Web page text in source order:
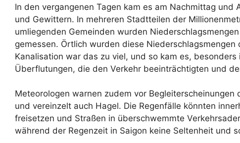
In den vergangenen Tagen kam es am Nachmittag und
und Gewittern. In mehreren Stadtteilen der
umliegenden Gemeinden wurden
gemessen. Örtlich wurden diese
Kanalisation war das zu viel, und so kam es,
Überflutungen, die den Verkehr beeinträchtigten und
Meteorologen warnen zudem vor
und vereinzelt auch Hagel. Die Regenfälle könnten
freisetzen und Straßen in überschwemmte
während der Regenzeit in Saigon keine Seltenheit und